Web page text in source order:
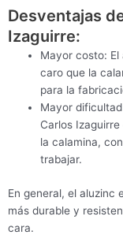
Desventajas
Izaguirre:
Mayor costo: El
caro que la
para la
Mayor
Carlos
la calamina,
trabajar.
En general, el aluzinc
más durable y
cara.